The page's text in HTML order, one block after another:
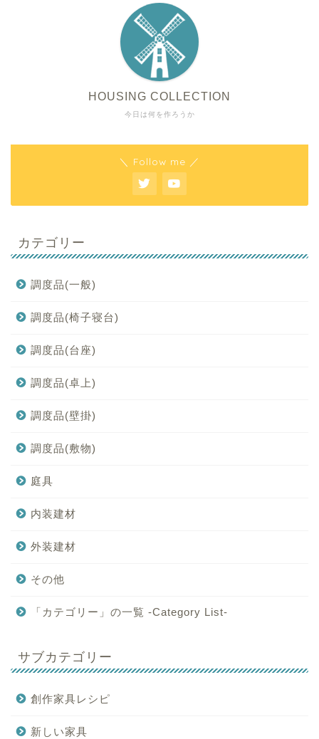
今日は何を作ろうか
HOUSING COLLECTION
＼ Follow me ／
カテゴリー
調度品(一般)
調度品(椅子寝台)
調度品(台座)
調度品(卓上)
調度品(壁掛)
調度品(敷物)
庭具
内装建材
外装建材
その他
「カテゴリー」の一覧 -Category List-
サブカテゴリー
創作家具レシピ
新しい家具